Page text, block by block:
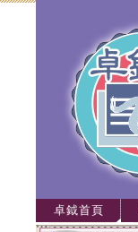
卓鉞首頁